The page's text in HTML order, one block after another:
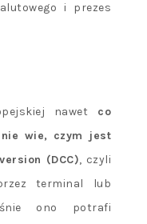
i prezes
nawet co
wie, czym jest
(DCC), czyli
terminal lub
ono potrafi